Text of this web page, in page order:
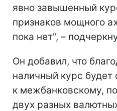
явно завышенный
признаков мощного
пока нет'', –
Он добавил, что
наличный курс будет
к межбанковскому,
двух разных